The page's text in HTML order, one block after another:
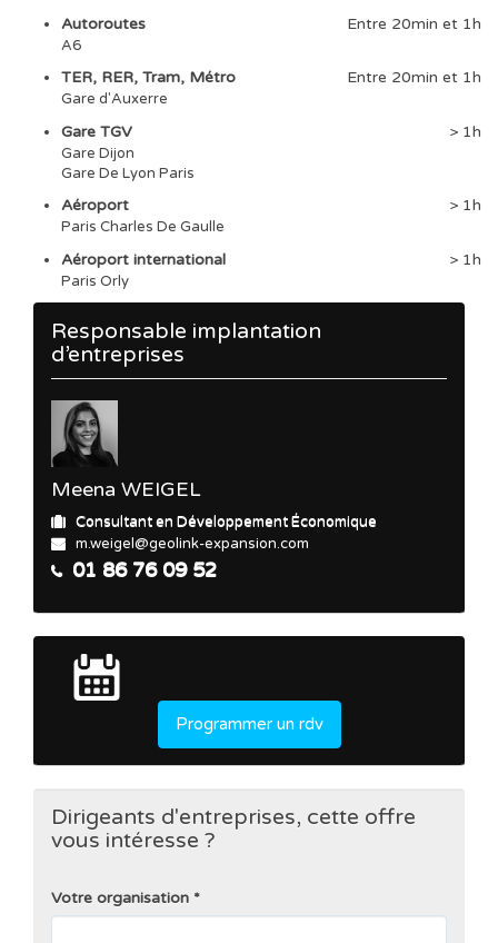
Autoroutes Entre 20min et 1h
A6
TER, RER, Tram, Métro Entre 20min et 1h
Gare d'Auxerre
Gare TGV > 1h
Gare Dijon
Gare De Lyon Paris
Aéroport > 1h
Paris Charles De Gaulle
Aéroport international > 1h
Paris Orly
Responsable implantation
d’entreprises
Meena WEIGEL
Consultant en Développement Économique
m.weigel@geolink-expansion.com
01 86 76 09 52
Programmer un rdv
Dirigeants d'entreprises, cette offre
vous intéresse ?
Votre organisation